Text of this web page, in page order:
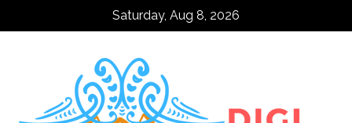
Saturday, Aug 8, 2026